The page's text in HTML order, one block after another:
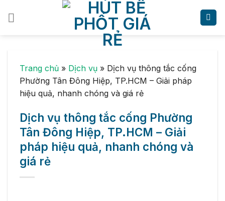
Trang chủ » Dịch vụ » Dịch vụ thông tắc cống
Phường Tân Đông Hiệp, TP.HCM – Giải pháp
hiệu quả, nhanh chóng và giá rẻ
Dịch vụ thông tắc cống Phường
Tân Đông Hiệp, TP.HCM – Giải
pháp hiệu quả, nhanh chóng và
giá rẻ